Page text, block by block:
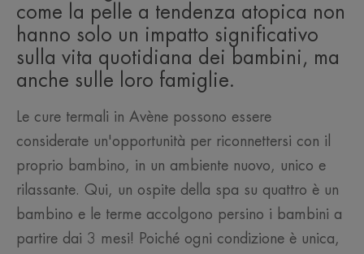
come la pelle a tendenza atopica non
hanno solo un impatto significativo
sulla vita quotidiana dei bambini, ma
anche sulle loro famiglie.
Le cure termali in Avène possono essere
considerate un'opportunità per riconnettersi con il
proprio bambino, in un ambiente nuovo, unico e
rilassante. Qui, un ospite della spa su quattro è un
bambino e le terme accolgono persino i bambini a
partire dai 3 mesi! Poiché ogni condizione è unica,